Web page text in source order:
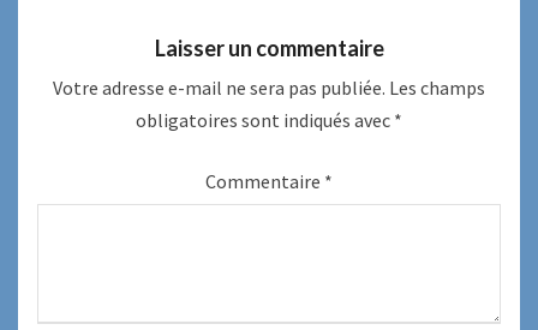
Laisser un commentaire
Votre adresse e-mail ne sera pas publiée. Les champs
obligatoires sont indiqués avec *
Commentaire *